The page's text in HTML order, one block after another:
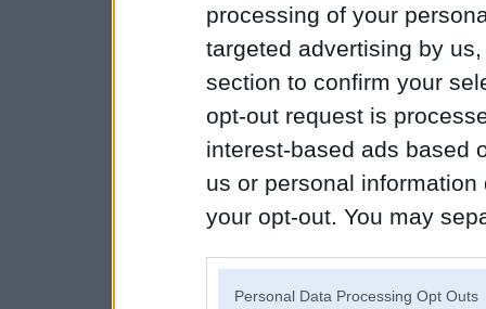
processing of your
targeted advertising by
section to confirm your
opt-out request is
interest-based ads based
us or personal
your opt-out. You may
Personal Data Processing Opt Outs